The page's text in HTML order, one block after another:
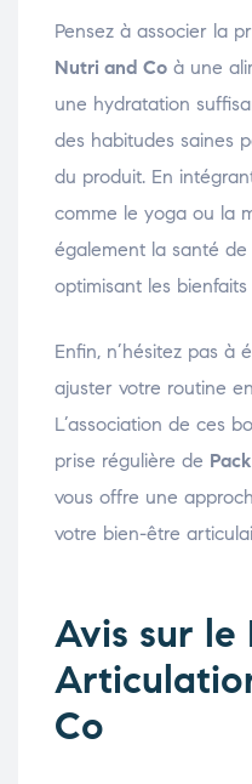
Pensez à associer la
Nutri and Co à une
une hydratation
des habitudes saines
du produit. En
comme le yoga ou la
également la santé
optimisant les
Enfin, n’hésitez pas à
ajuster votre routine
L’association de ces
prise régulière de
vous offre une
votre bien-être
Avis sur le
Co